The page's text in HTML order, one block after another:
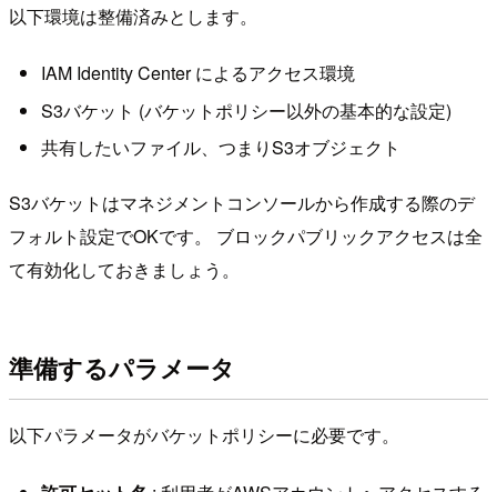
以下環境は整備済みとします。
IAM Identity Center によるアクセス環境
S3バケット (バケットポリシー以外の基本的な設定)
共有したいファイル、つまりS3オブジェクト
S3バケットはマネジメントコンソールから作成する際のデ
フォルト設定でOKです。 ブロックパブリックアクセスは全
て有効化しておきましょう。
準備するパラメータ
以下パラメータがバケットポリシーに必要です。